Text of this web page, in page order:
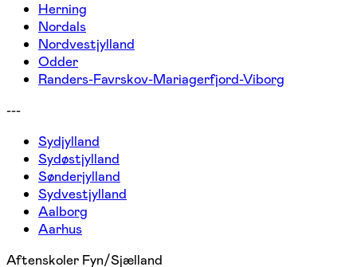
Herning
Nordals
Nordvestjylland
Odder
Randers-Favrskov-Mariagerfjord-Viborg
---
Sydjylland
Sydøstjylland
Sønderjylland
Sydvestjylland
Aalborg
Aarhus
Aftenskoler Fyn/Sjælland